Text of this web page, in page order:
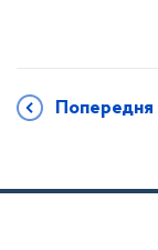
Попередня